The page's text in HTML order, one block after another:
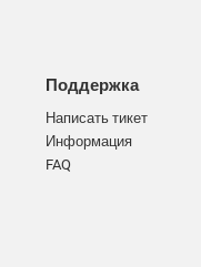
Поддержка
Написать тикет
Информация
FAQ